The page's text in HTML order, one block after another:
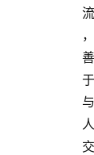
流
，
善
于
与
人
交